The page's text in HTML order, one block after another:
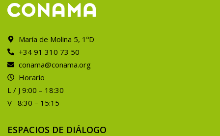
María de Molina 5, 1ºD
+34 91 310 73 50
conama@conama.org
Horario
L / J 9:00 – 18:30
V 8:30 – 15:15
ESPACIOS DE DIÁLOGO